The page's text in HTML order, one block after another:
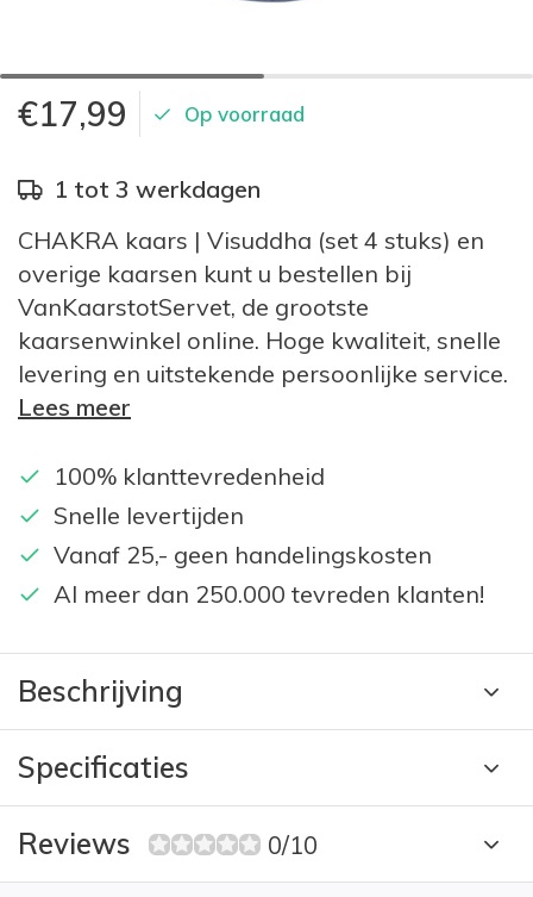
€17,99 Op voorraad
1 tot 3 werkdagen
CHAKRA kaars | Visuddha (set 4 stuks) en
overige kaarsen kunt u bestellen bij
VanKaarstotServet, de grootste
kaarsenwinkel online. Hoge kwaliteit, snelle
levering en uitstekende persoonlijke service.
Lees meer
100% klanttevredenheid
Snelle levertijden
Vanaf 25,- geen handelingskosten
Al meer dan 250.000 tevreden klanten!
Beschrijving
Specificaties
Reviews 0/10